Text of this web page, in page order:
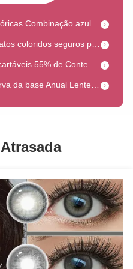
Práticas lentes de uso único profissionais de 55% de água
Lentes de Contato Coloridas Tórica Cinza Shimmer Diâmetro 14,0mm Com 38% de Conteúdo de Água
Lentes de Contato Coloridas Anuais Descartáveis 0.00~-8.00 Potência de Prescrição Diâmetro de 14.5mm
Lentes de Contato Coloridas de Moda com Graduação 38% de Conteúdo de Água HEMA com Alta Permeabilidade ao Oxigênio